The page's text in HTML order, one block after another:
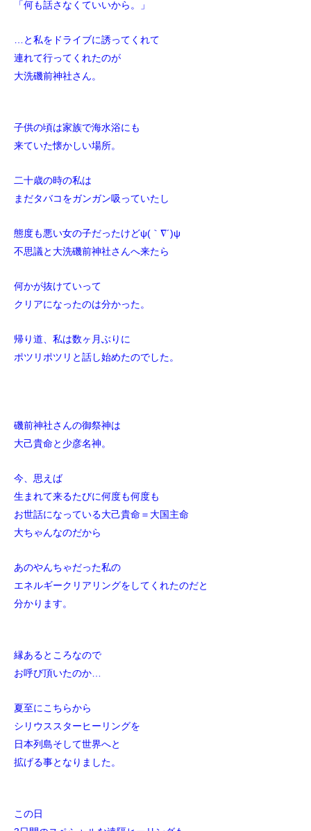
「何も話さなくていいから。」
…と私をドライブに誘ってくれて
連れて行ってくれたのが
大洗磯前神社さん。
子供の頃は家族で海水浴にも
来ていた懐かしい場所。
二十歳の時の私は
まだタバコをガンガン吸っていたし
態度も悪い女の子だったけどψ(｀∇´)ψ
不思議と大洗磯前神社さんへ来たら
何かが抜けていって
クリアになったのは分かった。
帰り道、私は数ヶ月ぶりに
ポツリポツリと話し始めたのでした。
磯前神社さんの御祭神は
大己貴命と少彦名神。
今、思えば
生まれて来るたびに何度も何度も
お世話になっている大己貴命＝大国主命
大ちゃんなのだから
あのやんちゃだった私の
エネルギークリアリングをしてくれたのだと
分かります。
縁あるところなので
お呼び頂いたのか…
夏至にこちらから
シリウススターヒーリングを
日本列島そして世界へと
拡げる事となりました。
この日